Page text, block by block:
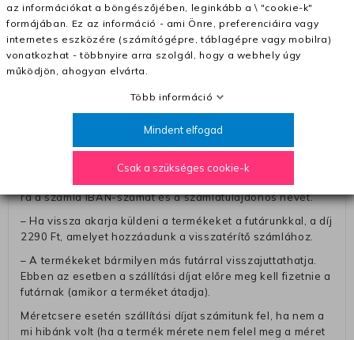
– A kapott termék cseréjéért 3780 Ft szállítási díjat
számolunk fel (oda -vissza út)
Pénzvisszatérítés:
A pénz visszatérítéséhez küldjük a futárt, hogy vegye át
elküldheti. Olyan utávéttel küldött csomagot, melyne
csomagba kérjük, hogy a visszaküldés könnyebb
azonosítása érdekében tegyen egy megjegyzést, amelyre
felírja telefonszámát/rendelési számát. Az eljárás
rá a számla IBAN-számát és a számlatulajdonos nevét.
– Ha vissza akarja küldeni a termékeket a futárunkkal, a díj
2290 Ft, amelyet hozzáadunk a visszatérítő számlához.
– A termékeket bármilyen más futárral visszajuttathatja.
Ebben az esetben a szállítási díjat előre meg kell fizetnie a
futárnak (amikor a terméket átadja).
Méretcsere esetén szállítási díjat számitunk fel, ha nem a
mi hibánk volt (ha a termék mérete nem felel meg a méret
az információkat a böngészőjében, leginkább a \ "cookie-k"
formájában. Ez az információ - ami Önre, preferenciáira vagy
internetes eszközére (számítógépre, táblagépre vagy mobilra)
vonatkozhat - többnyire arra szolgál, hogy a webhely úgy
működjön, ahogyan elvárta.
Több információ
Mindent elfogad
Csak a szükséges cookie-k